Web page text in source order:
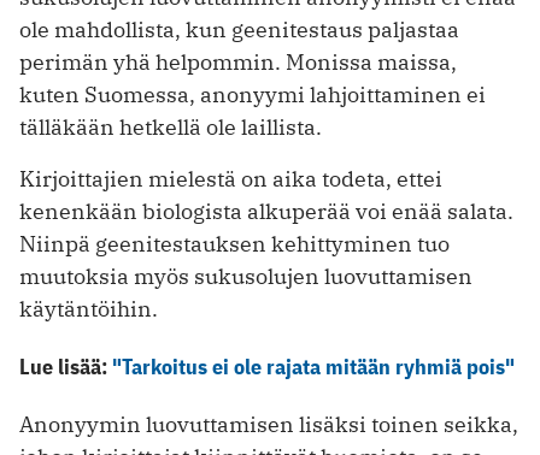
ole mahdollista, kun geenitestaus paljastaa
perimän yhä helpommin. Monissa maissa,
kuten Suomessa, anonyymi lahjoittaminen ei
tälläkään hetkellä ole laillista.
Kirjoittajien mielestä on aika todeta, ettei
kenenkään biologista alkuperää voi enää salata.
Niinpä geenitestauksen kehittyminen tuo
muutoksia myös sukusolujen luovuttamisen
käytäntöihin.
Lue lisää: "Tarkoitus ei ole rajata mitään ryhmiä pois"
Anonyymin luovuttamisen lisäksi toinen seikka,